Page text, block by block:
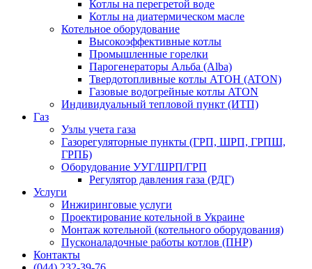
Котлы на перегретой воде
Котлы на диатермическом масле
Котельное оборудование
Высокоэффективные котлы
Промышленные горелки
Парогенераторы Альба (Alba)
Твердотопливные котлы АТОН (ATON)
Газовые водогрейные котлы ATON
Индивидуальный тепловой пункт (ИТП)
Газ
Узлы учета газа
Газорегуляторные пункты (ГРП, ШРП, ГРПШ,
ГРПБ)
Оборудование УУГ/ШРП/ГРП
Регулятор давления газа (РДГ)
Услуги
Инжиринговые услуги
Проектирование котельной в Украине
Монтаж котельной (котельного оборудования)
Пусконаладочные работы котлов (ПНР)
Контакты